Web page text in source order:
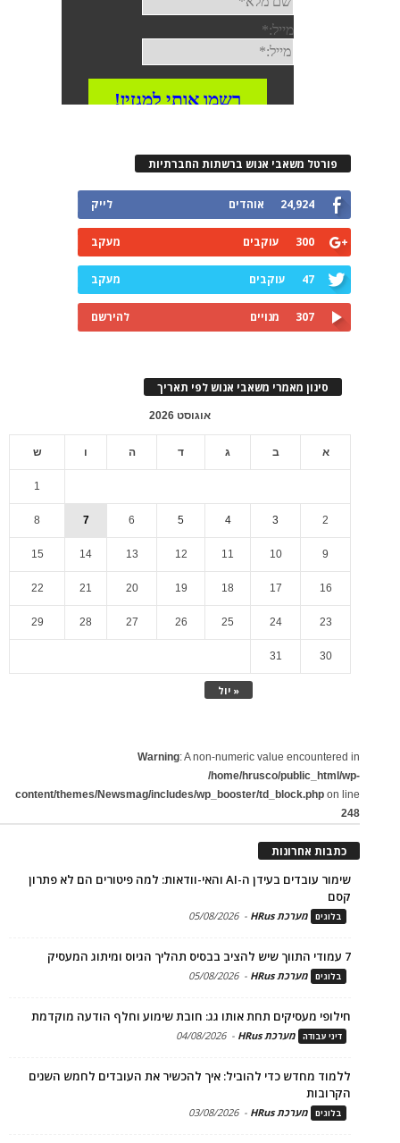
פורטל משאבי אנוש ברשתות החברתיות
24,924 אוהדים לייק
300 עוקבים מעקב
47 עוקבים מעקב
307 מנויים להירשם
סינון מאמרי משאבי אנוש לפי תאריך
אוגוסט 2026
א ב ג ד ה ו ש
« יול
1
2
3
4
5
6
7
8
9
10
11
12
13
14
15
16
17
18
19
20
21
22
23
24
25
26
27
28
29
30
31
Warning: A non-numeric value encountered in
/home/hrusco/public_html/wp-
content/themes/Newsmag/includes/wp_booster/td_block.php on line
248
כתבות אחרונות
שימור עובדים בעידן ה-AI והאי-וודאות: למה פיטורים הם לא פתרון
קסם
בלוגים מערכת HRus -
05/08/2026
7 עמודי התווך שיש להציב בבסיס תהליך הגיוס ומיתוג המעסיק
בלוגים מערכת HRus -
05/08/2026
חילופי מעסיקים תחת אותו גג: חובת שימוע וחלף הודעה מוקדמת
דיני עבודה מערכת HRus -
04/08/2026
ללמוד מחדש כדי להוביל: איך להכשיר את העובדים לחמש השנים
הקרובות
בלוגים מערכת HRus -
03/08/2026